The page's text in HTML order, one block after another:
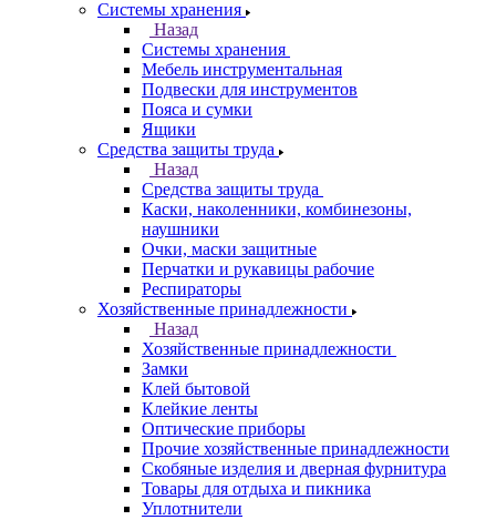
Системы хранения
Назад
Системы хранения
Мебель инструментальная
Подвески для инструментов
Пояса и сумки
Ящики
Средства защиты труда
Назад
Средства защиты труда
Каски, наколенники, комбинезоны,
наушники
Очки, маски защитные
Перчатки и рукавицы рабочие
Респираторы
Хозяйственные принадлежности
Назад
Хозяйственные принадлежности
Замки
Клей бытовой
Клейкие ленты
Оптические приборы
Прочие хозяйственные принадлежности
Скобяные изделия и дверная фурнитура
Товары для отдыха и пикника
Уплотнители